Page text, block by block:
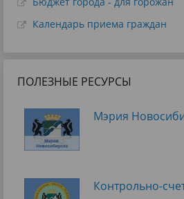
Календарь приема граждан
ПОЛЕЗНЫЕ РЕСУРСЫ
Мэрия
Контрольно-